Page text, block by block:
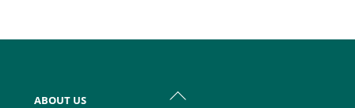
Back
ABOUT US